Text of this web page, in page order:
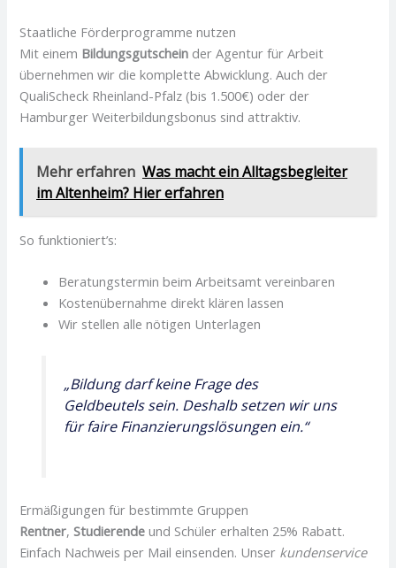
Staatliche Förderprogramme nutzen
Mit einem Bildungsgutschein der Agentur für Arbeit
übernehmen wir die komplette Abwicklung. Auch der
QualiScheck Rheinland-Pfalz (bis 1.500€) oder der
Hamburger Weiterbildungsbonus sind attraktiv.
Mehr erfahren Was macht ein Alltagsbegleiter
im Altenheim? Hier erfahren
So funktioniert’s:
Beratungstermin beim Arbeitsamt vereinbaren
Kostenübernahme direkt klären lassen
Wir stellen alle nötigen Unterlagen
„Bildung darf keine Frage des
Geldbeutels sein. Deshalb setzen wir uns
für faire Finanzierungslösungen ein.“
Ermäßigungen für bestimmte Gruppen
Rentner,Studierende und Schüler erhalten 25% Rabatt.
Einfach Nachweis per Mail einsenden. Unser kundenservice